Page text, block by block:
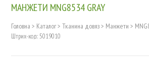
МАНЖЕТИ MNG8534 GRAY
Головна > Каталог> Тканина довяз> Манжети >
Штрих-код: 5019010